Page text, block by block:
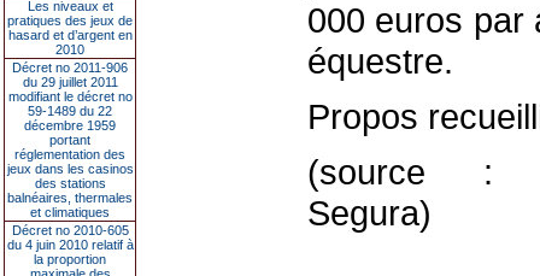
Les niveaux et
pratiques des jeux de
hasard et d’argent en
2010
Décret no 2011-906
du 29 juillet 2011
modifiant le décret no
59-1489 du 22
décembre 1959
portant
réglementation des
jeux dans les casinos
des stations
balnéaires, thermales
et climatiques
Décret no 2010-605
du 4 juin 2010 relatif à
la proportion
000 euros par
équestre.
Propos
(source :
Segura)